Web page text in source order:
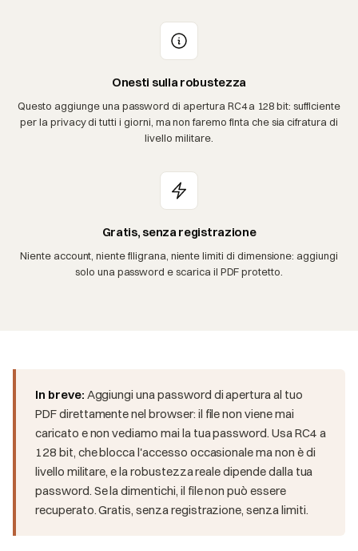
Onesti sulla robustezza
Questo aggiunge una password di apertura RC4 a 128 bit: sufficiente
per la privacy di tutti i giorni, ma non faremo finta che sia cifratura di
livello militare.
Gratis, senza registrazione
Niente account, niente filigrana, niente limiti di dimensione: aggiungi
solo una password e scarica il PDF protetto.
In breve: Aggiungi una password di apertura al tuo
PDF direttamente nel browser: il file non viene mai
caricato e non vediamo mai la tua password. Usa RC4 a
128 bit, che blocca l'accesso occasionale ma non è di
livello militare, e la robustezza reale dipende dalla tua
password. Se la dimentichi, il file non può essere
recuperato. Gratis, senza registrazione, senza limiti.